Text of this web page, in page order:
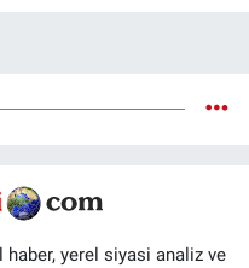
yerel siyasi analiz ve